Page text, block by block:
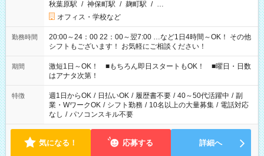
秋葉原駅 / 神保町駅 / 麹町駅 / …
オフィス・学校など
勤務時間
20:00～24：00 22：00～翌7:00 …など1日4時間～OK！ その他
シフトもございます！ お気軽にご相談ください！
期間
激短1日～OK！ ■もちろん即日スタートもOK！ ■曜日・日数
はアナタ次第！
特徴 週1日からOK / 日払いOK / 履歴書不要 / 40～50代活躍中 / 副
業・WワークOK / シフト勤務 / 10名以上の大量募集 / 電話対応
なし / パソコンスキル不要
気になる！ 応募する 詳細へ